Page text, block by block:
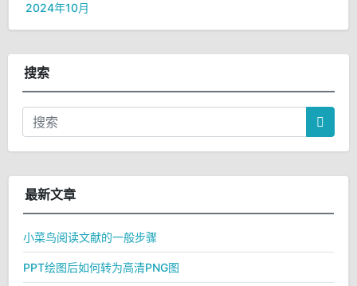
2024年10月
搜索
最新文章
小菜鸟阅读文献的一般步骤
PPT绘图后如何转为高清PNG图